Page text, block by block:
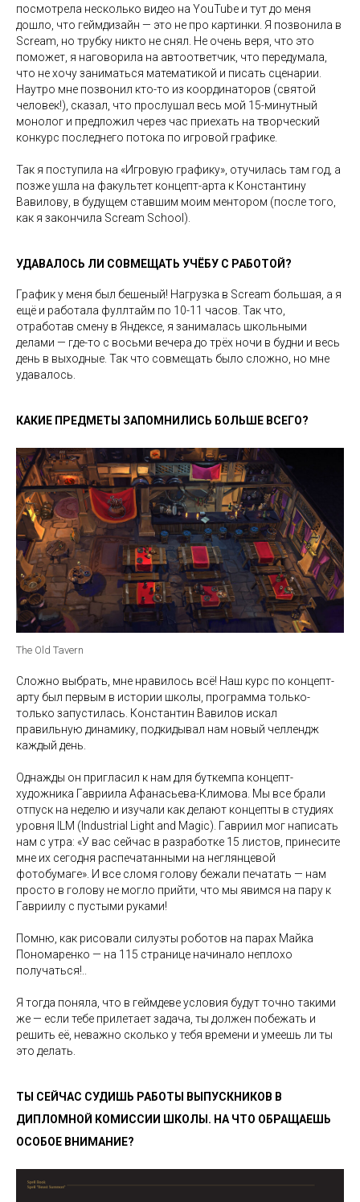
посмотрела несколько видео на YouTube и тут до меня
дошло, что геймдизайн — это не про картинки. Я позвонила в
Scream, но трубку никто не снял. Не очень веря, что это
поможет, я наговорила на автоответчик, что передумала,
что не хочу заниматься математикой и писать сценарии.
Наутро мне позвонил кто-то из координаторов (святой
человек!), сказал, что прослушал весь мой 15-минутный
монолог и предложил через час приехать на творческий
конкурс последнего потока по игровой графике.
Так я поступила на «Игровую графику», отучилась там год, а
позже ушла на факультет концепт-арта к Константину
Вавилову, в будущем ставшим моим ментором (после того,
как я закончила Scream School).
УДАВАЛОСЬ ЛИ СОВМЕЩАТЬ УЧЁБУ С РАБОТОЙ?
График у меня был бешеный! Нагрузка в Scream большая, а я
ещё и работала фуллтайм по 10-11 часов. Так что,
отработав смену в Яндексе, я занималась школьными
делами — где-то с восьми вечера до трёх ночи в будни и весь
день в выходные. Так что совмещать было сложно, но мне
удавалось.
КАКИЕ ПРЕДМЕТЫ ЗАПОМНИЛИСЬ БОЛЬШЕ ВСЕГО?
The Old Tavern
Сложно выбрать, мне нравилось всё! Наш курс по концепт-
арту был первым в истории школы, программа только-
только запустилась. Константин Вавилов искал
правильную динамику, подкидывал нам новый челлендж
каждый день.
Однажды он пригласил к нам для буткемпа концепт-
художника Гавриила Афанасьева-Климова. Мы все брали
отпуск на неделю и изучали как делают концепты в студиях
уровня ILM (Industrial Light and Magic). Гавриил мог написать
нам с утра: «У вас сейчас в разработке 15 листов, принесите
мне их сегодня распечатанными на неглянцевой
фотобумаге». И все сломя голову бежали печатать — нам
просто в голову не могло прийти, что мы явимся на пару к
Гавриилу с пустыми руками!
Помню, как рисовали силуэты роботов на парах Майка
Пономаренко — на 115 странице начинало неплохо
получаться!..
Я тогда поняла, что в геймдеве условия будут точно такими
же — если тебе прилетает задача, ты должен побежать и
решить её, неважно сколько у тебя времени и умеешь ли ты
это делать.
ТЫ СЕЙЧАС СУДИШЬ РАБОТЫ ВЫПУСКНИКОВ В
ДИПЛОМНОЙ КОМИССИИ ШКОЛЫ. НА ЧТО ОБРАЩАЕШЬ
ОСОБОЕ ВНИМАНИЕ?